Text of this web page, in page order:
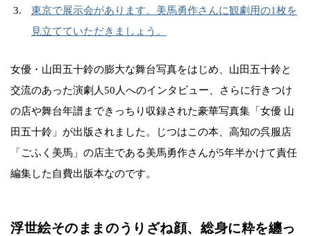
東京で展示会があります。美馬勇作さんに観劇用の1枚を
見立てていただきましょう。
女優・山田五十鈴の膨大な舞台写真をはじめ、山田五十鈴と
交流のあった演劇人50人へのインタビュー、さらに行きつけ
の店や舞台年譜まできっちり収録された豪華写真集「女優 山
田五十鈴」が出版されました。じつはこの本、高知の呉服店
「ごふく美馬」の店主である美馬勇作さんが5年半かけて責任
編集した自費出版本なのです。
浮世絵そのままのうりざね顔、総身に粋を纏っ